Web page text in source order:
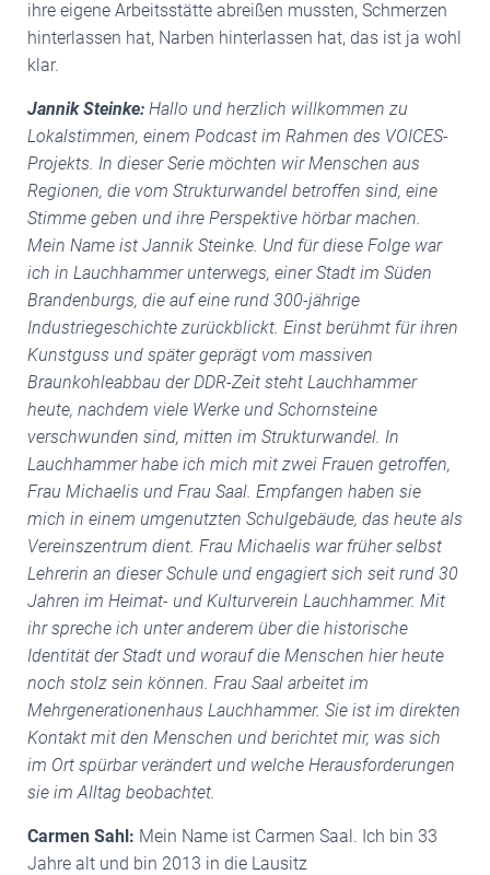
ihre eigene Arbeitsstätte abreißen mussten, Schmerzen
hinterlassen hat, Narben hinterlassen hat, das ist ja wohl
klar.
Jannik Steinke: Hallo und herzlich willkommen zu
Lokalstimmen, einem Podcast im Rahmen des VOICES-
Projekts. In dieser Serie möchten wir Menschen aus
Regionen, die vom Strukturwandel betroffen sind, eine
Stimme geben und ihre Perspektive hörbar machen.
Mein Name ist Jannik Steinke. Und für diese Folge war
ich in Lauchhammer unterwegs, einer Stadt im Süden
Brandenburgs, die auf eine rund 300-jährige
Industriegeschichte zurückblickt. Einst berühmt für ihren
Kunstguss und später geprägt vom massiven
Braunkohleabbau der DDR-Zeit steht Lauchhammer
heute, nachdem viele Werke und Schornsteine
verschwunden sind, mitten im Strukturwandel. In
Lauchhammer habe ich mich mit zwei Frauen getroffen,
Frau Michaelis und Frau Saal. Empfangen haben sie
mich in einem umgenutzten Schulgebäude, das heute als
Vereinszentrum dient. Frau Michaelis war früher selbst
Lehrerin an dieser Schule und engagiert sich seit rund 30
Jahren im Heimat- und Kulturverein Lauchhammer. Mit
ihr spreche ich unter anderem über die historische
Identität der Stadt und worauf die Menschen hier heute
noch stolz sein können. Frau Saal arbeitet im
Mehrgenerationenhaus Lauchhammer. Sie ist im direkten
Kontakt mit den Menschen und berichtet mir, was sich
im Ort spürbar verändert und welche Herausforderungen
sie im Alltag beobachtet.
Carmen Sahl: Mein Name ist Carmen Saal. Ich bin 33
Jahre alt und bin 2013 in die Lausitz